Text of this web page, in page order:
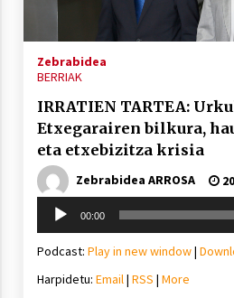
2021/11/25
Mahai-
eta ondoren
2021/11/12
Zebrabidea
BERRIAK
IRRATIEN TARTEA:
Etxegarairen bilkura,
eta etxebizitza krisia
Zebrabidea ARROSA
Soinu
erreproduzigailua
00:00
Podcast: Play in new window|
Harpidetu: Email| RSS | More